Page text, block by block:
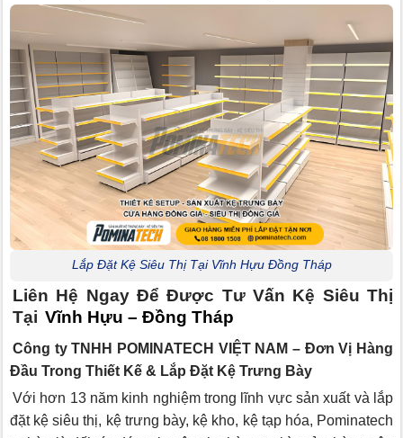
Lắp Đặt Kệ Siêu Thị Tại Vĩnh Hựu Đồng Tháp
Liên Hệ Ngay Để Được Tư Vấn Kệ Siêu Thị
Tại Vĩnh Hựu – Đồng Tháp
Công ty TNHH POMINATECH VIỆT NAM – Đơn Vị Hàng
Đầu Trong Thiết Kế & Lắp Đặt Kệ Trưng Bày
Với hơn 13 năm kinh nghiệm trong lĩnh vực sản xuất và lắp
đặt kệ siêu thị, kệ trưng bày, kệ kho, kệ tạp hóa, Pominatech